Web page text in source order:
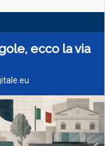
ecco la via